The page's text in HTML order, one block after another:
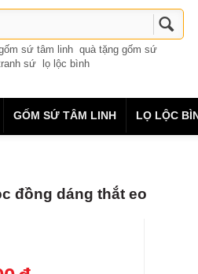
sứ tâm linh quà tặng gốm sứ
sứ lọ lộc bình
GỐM SỨ TÂM LINH LỌ LỘC
đồng dáng thắt eo